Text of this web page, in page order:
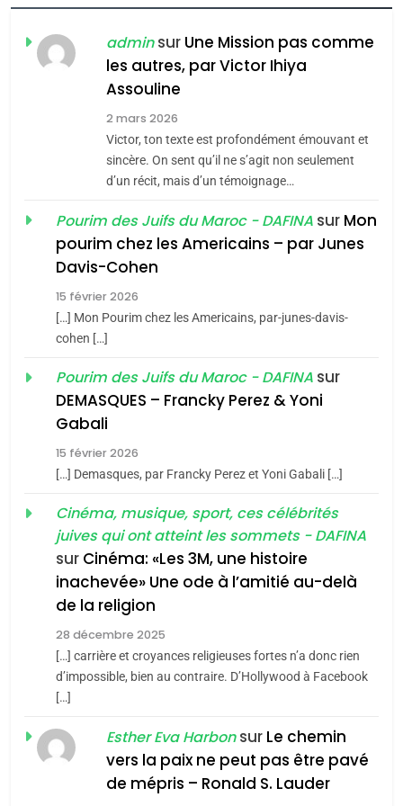
FIÈRE, DIGNE ET RÉSILIENTE :
POURQUOI JE REVENDIQUE
MA JUDAÏTE par Thérèse
Zrihen-Dvir
ISRAÉL JUDAISME
CE QUI NOUS MANQUE –
Jacques Hadida
JUDAISME
Maroc : Les amandes de
Tafraout, le miel de Tadla
du terroir
Oeil ravageur – Vanessa
De Loya Stauber
«Tu dis génocide, je dis
guerre»: La nouvelle
chanson de Boy George
ISRAÉL JUDAISME
Accords d’Isaac:
l’alliance pourrait
s’étendre à 13 pays
ISRAÉL JUDAISME
adminsur Une Mission pas comme
les autres, par Victor Ihiya
Assouline
2 mars 2026
Victor, ton texte est profondément émouvant et
sincère. On sent qu’il ne s’agit non seulement
d’un récit, mais d’un témoignage…
Pourim des Juifs du Maroc - DAFINA sur Mon
pourim chez les Americains – par Junes
Davis-Cohen
15 février 2026
[…] Mon Pourim chez les Americains, par-junes-davis-
cohen […]
Pourim des Juifs du Maroc - DAFINA sur
DEMASQUES – Francky Perez & Yoni
Gabali
15 février 2026
[…] Demasques, par Francky Perez et Yoni Gabali […]
Cinéma, musique, sport, ces célébrités
juives qui ont atteint les sommets - DAFINA
sur Cinéma: «Les 3M, une histoire
inachevée» Une ode à l’amitié au-delà
de la religion
28 décembre 2025
[…] carrière et croyances religieuses fortes n’a donc rien
d’impossible, bien au contraire. D’Hollywood à Facebook
[…]
Esther Eva Harbonsur Le chemin
vers la paix ne peut pas être pavé
de mépris – Ronald S. Lauder
meurtrière selon le rapport
l’antisémitisme
FIÈRE, DIGNE ET RÉSILIENTE :
POURQUOI JE REVENDIQUE
MA JUDAÏTE par Thérèse
Zrihen-Dvir
ISRAÉL
CE QUI NOUS MANQUE –
JUDAISME
Maroc : Les amandes de